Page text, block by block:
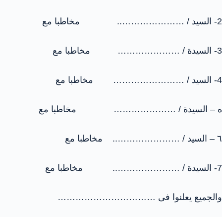
2- السيد / ………………….. مخاطبا مع
3- السيدة / ………………… مخاطبا مع
4- السيد / …………………… مخاطبا مع
ه – السيدة / ………………… مخاطبا مع
٦ – السيد / ………………….. مخاطبا مع
7- السيدة / ………………….. مخاطبا مع
والجميع يعلنوا فى ……………………………